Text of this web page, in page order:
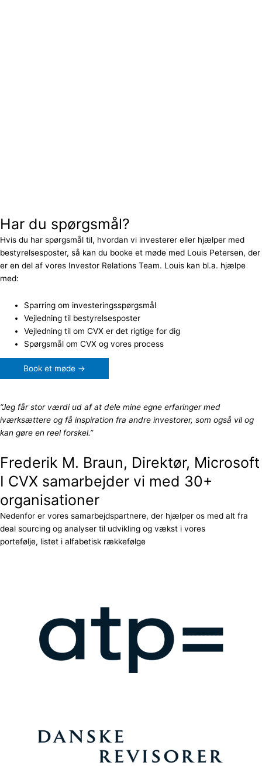
Har du spørgsmål?
Hvis du har spørgsmål til, hvordan vi investerer eller hjælper med
bestyrelsesposter, så kan du booke et møde med Louis Petersen, der
er en del af vores Investor Relations Team. Louis kan bl.a. hjælpe
med:
Sparring om investeringsspørgsmål
Vejledning til bestyrelsesposter
Vejledning til om CVX er det rigtige for dig
Spørgsmål om CVX og vores process
Book et møde →
“Jeg får stor værdi ud af at dele mine egne erfaringer med
iværksættere og få inspiration fra andre investorer, som også vil og
kan gøre en reel forskel.”
Frederik M. Braun, Direktør, Microsoft
I CVX samarbejder vi med 30+
organisationer
Nedenfor er vores samarbejdspartnere, der hjælper os med alt fra
deal sourcing og analyser til udvikling og vækst i vores
portefølje, listet i alfabetisk rækkefølge